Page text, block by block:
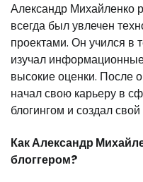
Александр Михайленко
всегда был увлечен
проектами. Он учился в
изучал
высокие оценки. После
начал свою карьеру в
блогингом и создал
Как Александр
блоггером?